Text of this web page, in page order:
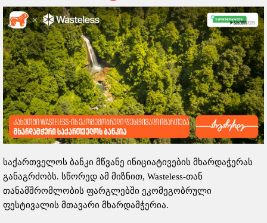
საქართველოს ბანკი მწვანე ინიციატივების მხარდაჭერას
განაგრძობს. სწორედ ამ მიზნით, Wasteless-თან
თანამშრომლობის ფარგლებში ეკომეგობრული
ფესტივალის მთავარი მხარდამჭერია.